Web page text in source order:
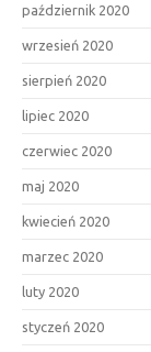
październik 2020
wrzesień 2020
sierpień 2020
lipiec 2020
czerwiec 2020
maj 2020
kwiecień 2020
marzec 2020
luty 2020
styczeń 2020